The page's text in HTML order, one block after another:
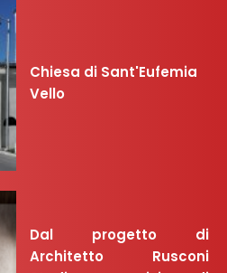
Chiesa di Sant'Eufemia
Vello
Dal progetto di
Architetto Rusconi